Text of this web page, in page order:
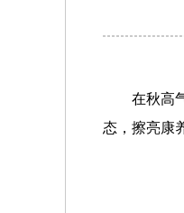
在秋高
态，擦亮康